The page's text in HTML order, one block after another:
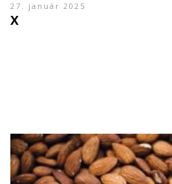
27. január 2025
X